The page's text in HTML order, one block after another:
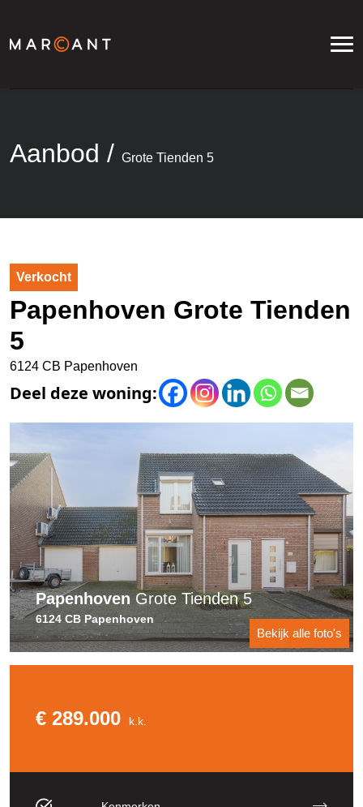
Aanbod / Grote Tienden 5
Verkocht
Papenhoven Grote Tienden
5
6124 CB Papenhoven
PapenhovenGrote Tienden 5
6124 CB Papenhoven
Bekijk alle foto's
€ 289.000 k.k.